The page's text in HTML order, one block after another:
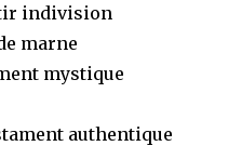
indivision
marne
mystique
authentique